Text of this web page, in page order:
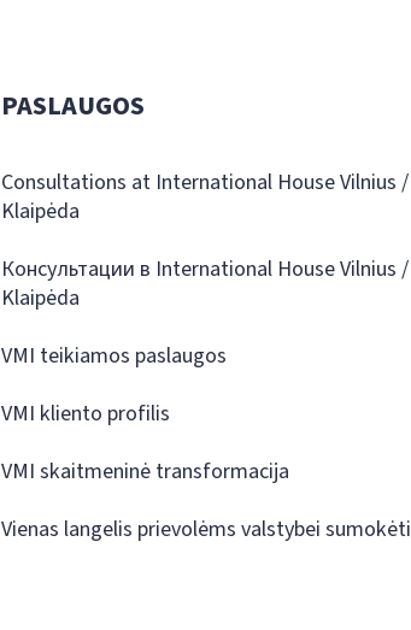
PASLAUGOS
Consultations at International House Vilnius /
Klaipėda
Консультации в International House Vilnius /
Klaipėda
VMI teikiamos paslaugos
VMI kliento profilis
VMI skaitmeninė transformacija
Vienas langelis prievolėms valstybei sumokėti